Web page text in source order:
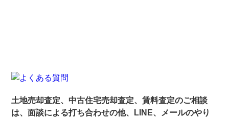
土地売却査定、中古住宅売却査定、賃料査定のご相談
は、面談による打ち合わせの他、LINE、メールのやり